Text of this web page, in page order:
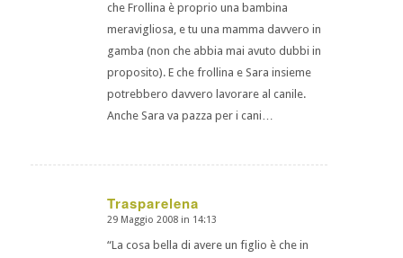
che Frollina è proprio una bambina
meravigliosa, e tu una mamma davvero in
gamba (non che abbia mai avuto dubbi in
proposito). E che frollina e Sara insieme
potrebbero davvero lavorare al canile.
Anche Sara va pazza per i cani…
Trasparelena
dice:
29 Maggio 2008 in 14:13
“La cosa bella di avere un figlio è che in